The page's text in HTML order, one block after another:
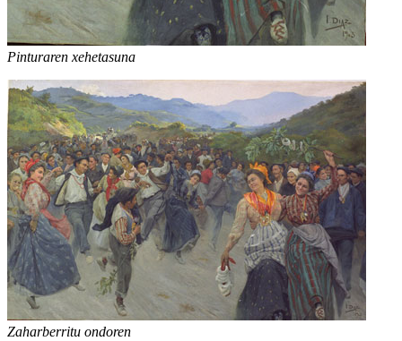
Pinturaren xehetasuna
Zaharberritu ondoren